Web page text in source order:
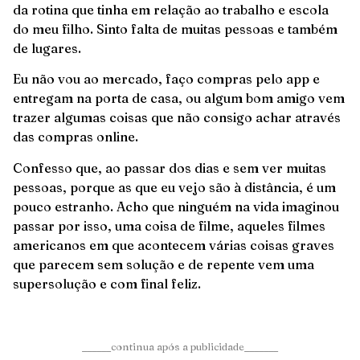
da rotina que tinha em relação ao trabalho e escola
do meu filho. Sinto falta de muitas pessoas e também
de lugares.
Eu não vou ao mercado, faço compras pelo app e
entregam na porta de casa, ou algum bom amigo vem
trazer algumas coisas que não consigo achar através
das compras online.
Confesso que, ao passar dos dias e sem ver muitas
pessoas, porque as que eu vejo são à distância, é um
pouco estranho. Acho que ninguém na vida imaginou
passar por isso, uma coisa de filme, aqueles filmes
americanos em que acontecem várias coisas graves
que parecem sem solução e de repente vem uma
supersolução e com final feliz.
______continua após a publicidade_______